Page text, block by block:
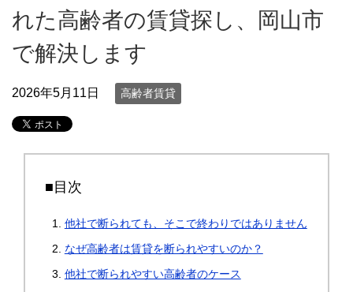
れた高齢者の賃貸探し、岡山市
で解決します
2026年5月11日 高齢者賃貸
■目次
他社で断られても、そこで終わりではありません
なぜ高齢者は賃貸を断られやすいのか？
他社で断られやすい高齢者のケース